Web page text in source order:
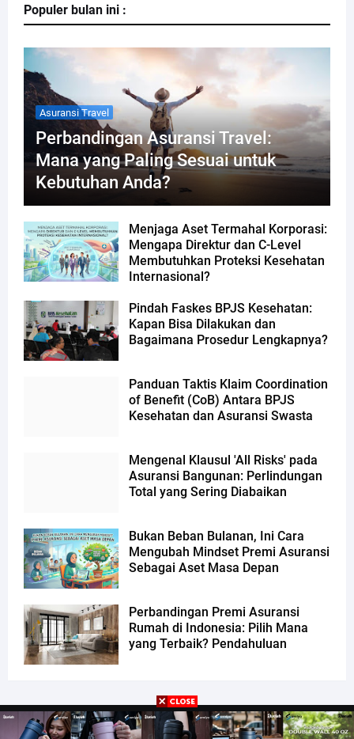
Populer bulan ini :
Asuransi Travel
Perbandingan Asuransi Travel:
Mana yang Paling Sesuai untuk
Kebutuhan Anda?
Menjaga Aset Termahal Korporasi:
Mengapa Direktur dan C-Level
Membutuhkan Proteksi Kesehatan
Internasional?
Pindah Faskes BPJS Kesehatan:
Kapan Bisa Dilakukan dan
Bagaimana Prosedur Lengkapnya?
Panduan Taktis Klaim Coordination
of Benefit (CoB) Antara BPJS
Kesehatan dan Asuransi Swasta
Mengenal Klausul 'All Risks' pada
Asuransi Bangunan: Perlindungan
Total yang Sering Diabaikan
Bukan Beban Bulanan, Ini Cara
Mengubah Mindset Premi Asuransi
Sebagai Aset Masa Depan
Perbandingan Premi Asuransi
Rumah di Indonesia: Pilih Mana
yang Terbaik? Pendahuluan
Design byTemplateify| Distributed byGooyaabi